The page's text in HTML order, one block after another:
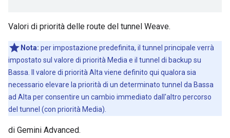
Valori di priorità delle route del tunnel Weave.
Nota: per impostazione predefinita, il tunnel principale verrà
impostato sul valore di priorità Media e il tunnel di backup su
Bassa. Il valore di priorità Alta viene definito qui qualora sia
necessario elevare la priorità di un determinato tunnel da Bassa
ad Alta per consentire un cambio immediato dall'altro percorso
del tunnel (con priorità Media).
di Gemini Advanced.